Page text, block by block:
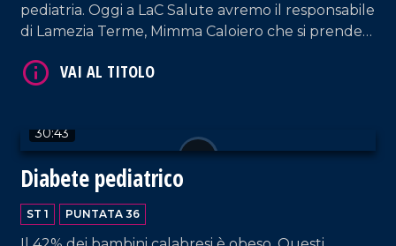
pediatria. Oggi a LaC Salute avremo il responsabile
di Lamezia Terme, Mimma Caloiero che si prende
affetto da malattie complesse.
30:43
Diabete pediatrico
ST 1 PUNTATA 36
VAI AL TITOLO